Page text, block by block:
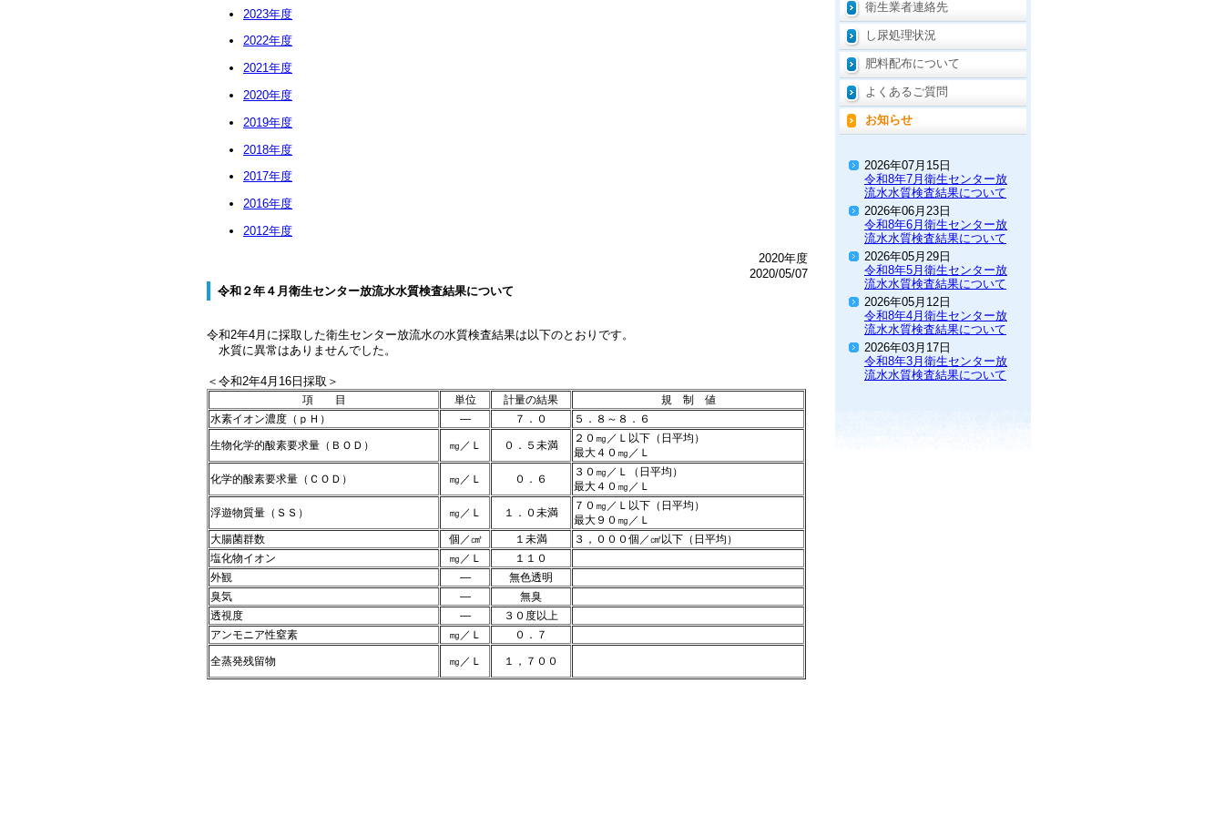
2023年度
2022年度
2021年度
2020年度
2019年度
2018年度
2017年度
2016年度
2012年度
2020年度
2020/05/07
令和２年４月衛生センター放流水水質検査結果について
令和2年4 月に採取した衛生センター放流水の水質検査結果は以下のとおりです。
水質に異常はありませんでした。
＜令和2年4月16日採取＞
項 目 単位 計量の結果
規 制 値
水素イオン濃度（ｐＨ）
― ７．０ ５．８～８．６
生物化学的酸素要求量（ＢＯＤ） ㎎／Ｌ ０．５未満
２０㎎／Ｌ以下（日平均）
最大４０㎎／Ｌ
化学的酸素要求量（ＣＯＤ） ㎎／Ｌ ０．６
３０㎎／Ｌ（日平均）
最大４０㎎／Ｌ
浮遊物質量（ＳＳ） ㎎／Ｌ １．０未満
７０㎎／Ｌ以下（日平均）
最大９０㎎／Ｌ
大腸菌群数
個／㎤ １未満
３，０００個／㎤以下（日平均）
塩化物イオン
㎎／Ｌ
１１０
外観
―
無色透明
臭気
―
無臭
透視度
―
３０度以上
アンモニア性窒素
㎎／Ｌ ０．７
全蒸発残留物 ㎎／Ｌ １，７００
衛生業者連絡先
し尿処理状況
肥料配布について
よくあるご質問
お知らせ
2026年07月15日
令和8年7月衛生センター放
流水水質検査結果について
2026年06月23日
令和8年6月衛生センター放
流水水質検査結果について
2026年05月29日
令和8年5月衛生センター放
流水水質検査結果について
2026年05月12日
令和8年4月衛生センター放
流水水質検査結果について
2026年03月17日
令和8年3月衛生センター放
流水水質検査結果について